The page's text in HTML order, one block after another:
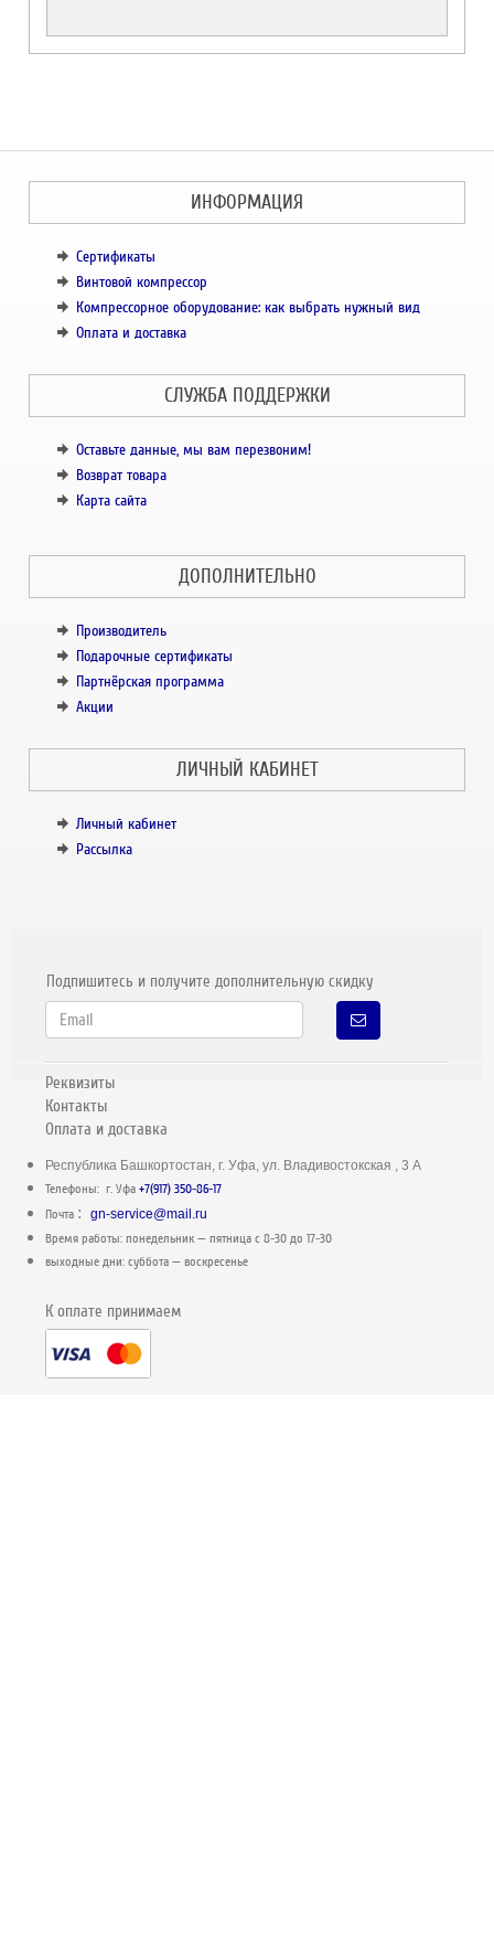
ИНФОРМАЦИЯ
Сертификаты
Винтовой компрессор
Компрессорное оборудование: как выбрать нужный вид
Оплата и доставка
СЛУЖБА ПОДДЕРЖКИ
Оставьте данные, мы вам перезвоним!
Возврат товара
Карта сайта
ДОПОЛНИТЕЛЬНО
Производитель
Подарочные сертификаты
Партнёрская программа
Акции
ЛИЧНЫЙ КАБИНЕТ
Личный кабинет
Рассылка
Подпишитесь и получите дополнительную скидку
Реквизиты
Контакты
Оплата и доставка
Республика Башкортостан, г. Уфа, ул. Владивостокская , 3 А
Телефоны: г. Уфа+7(917) 350-86-17
Почта :gn-service@mail.ru
Время работы: понедельник — пятница c 8-30 до 17-30
выходные дни: суббота — воскресенье
К оплате принимаем